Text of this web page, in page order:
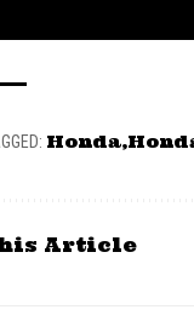
Honda
Article